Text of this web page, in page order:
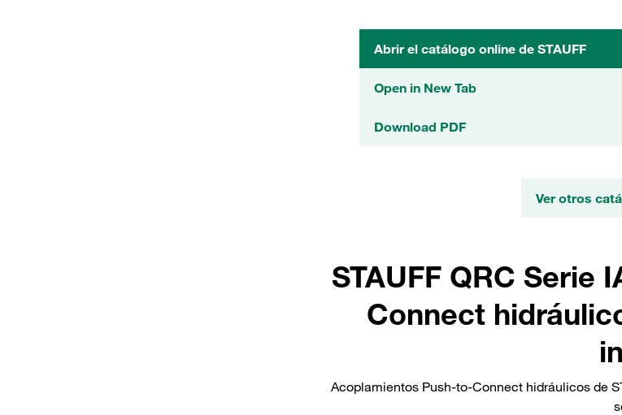
Abrir el catálogo online de STAUFF
Open in New Tab
Download PDF
Ver otros
STAUFF QRC Serie
Connect
Acoplamientos Push-to-Connect hidráulicos de